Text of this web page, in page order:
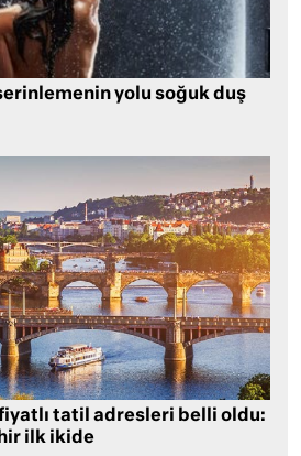
yolu soğuk duş
fiyatlı tatil adresleri belli oldu:
ilk ikide